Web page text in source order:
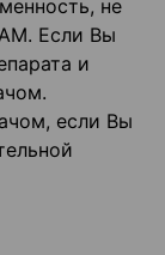
не
Если Вы
и
если Вы